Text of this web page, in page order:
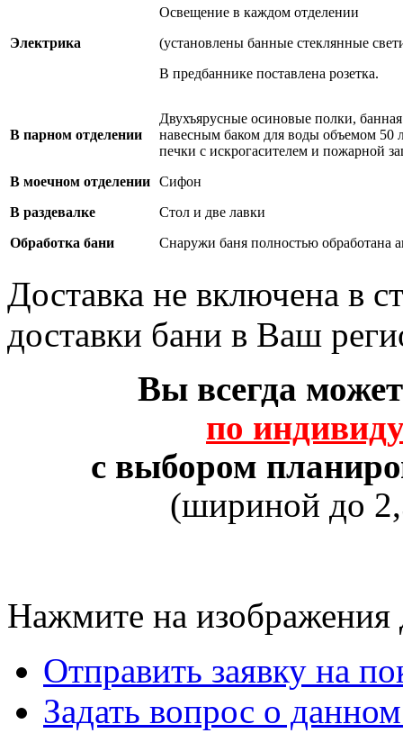
Электрика
Освещение в каждом отделении
(установлены банные стеклянные
В предбаннике поставлена розетка.
В парном отделении
Двухъярусные осиновые полки, банная
навесным баком для воды объемом 50
печки с искрогасителем и пожарной
В моечном отделении Сифон
В раздевалке
Стол и две лавки
Обработка бани
Снаружи баня полностью обработана
Доставка не включена в
доставки бани в Ваш
Вы всегда
по
с выбором
(шириной до
Нажмите на изображения
Отправить заявку на
Задать вопрос о